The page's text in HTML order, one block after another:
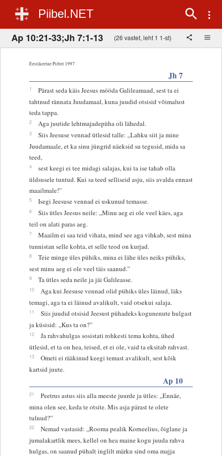
Piibel.NET
Ap 10:21-33;Jh 7:1-13 (26 vastet, leht 1 1-st)
Eestikeelne Piibel 1997
Jh 7
1
Pärast seda käis Jeesus mööda Galileamaad, sest ta ei
tahtnud rännata Juudamaal, kuna juudid otsisid võimalust
teda tappa.
2 Aga juutide lehtmajadepüha oli lähedal.
3
Siis Jeesuse vennad ütlesid talle: „Lahku siit ja mine
Juudamaale, et ka sinu jüngrid näeksid su tegusid, mida sa
teed,
4
sest keegi ei tee midagi salajas, kui ta ise tahab olla
üldsusele tuntud. Kui sa teed selliseid asju, siis avalda ennast
maailmale!”
5 Isegi Jeesuse vennad ei uskunud temasse.
6
Siis ütles Jeesus neile: „Minu aeg ei ole veel käes, aga
teil on alati paras aeg.
7
Maailm ei saa teid vihata, mind see aga vihkab, sest mina
tunnistan selle kohta, et selle teod on kurjad.
8
Teie minge üles pühiks, mina ei lähe üles neiks pühiks,
sest minu aeg ei ole veel täis saanud.”
9 Ta ütles seda neile ja jäi Galileasse.
10
Aga kui Jeesuse vennad olid pühiks üles läinud, läks
temagi, aga ta ei läinud avalikult, vaid otsekui salaja.
11
Siis juudid otsisid Jeesust pühadeks kogunenute hulgast
ja küsisid: „Kus ta on?”
12
Ja rahvahulgas sosistati rohkesti tema kohta, ühed
ütlesid, et ta on hea, teised, et ei ole, vaid ta eksitab rahvast.
13
Ometi ei rääkinud keegi temast avalikult, sest kõik
kartsid juute.
Ap 10
21
Peetrus astus siis alla meeste juurde ja ütles: „Ennäe,
mina olen see, keda te otsite. Mis asja pärast te olete
tulnud?”
22
Nemad vastasid: „Rooma pealik Korneelius, õiglane ja
jumalakartlik mees, kellel on hea maine kogu juuda rahva
hulgas, on saanud pühalt inglilt märku sind oma majja